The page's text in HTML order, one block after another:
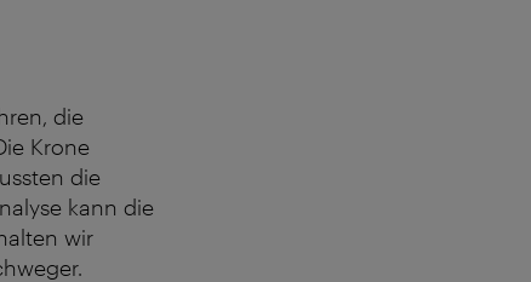
die
Krone
die
kann die
wir